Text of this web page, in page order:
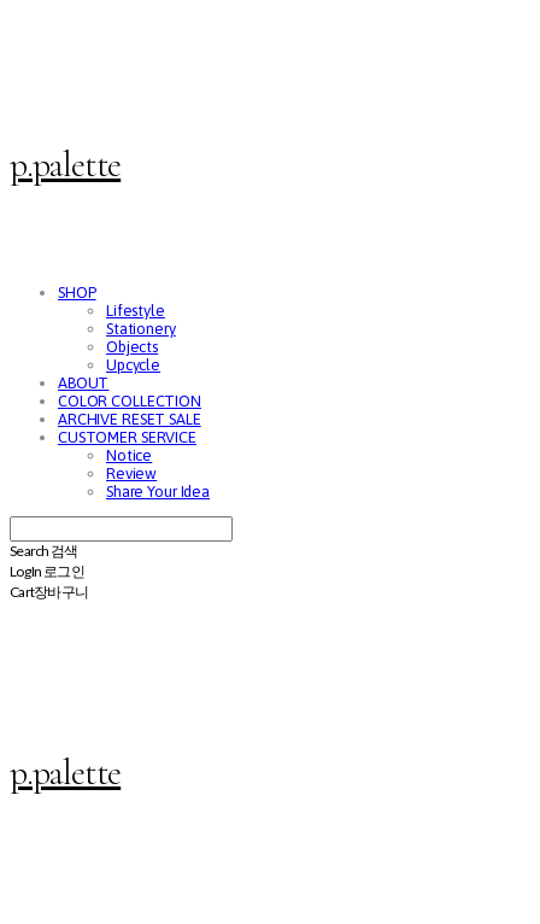
p.palette
SHOP
Lifestyle
Stationery
Objects
Upcycle
ABOUT
COLOR COLLECTION
ARCHIVE RESET SALE
CUSTOMER SERVICE
Notice
Review
Share Your Idea
Search 검색
Log In 로그인
Cart장바구니
p.palette